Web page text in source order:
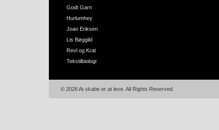
Godt Garn
Hurlumhey
Joan Eriksen
Lis Bøggild
Revl og Krat
Tekstilbiologi
© 2026 At skabe er at leve. All Rights Reserved.